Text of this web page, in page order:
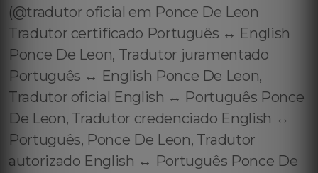
(@tradutor oficial em Ponce De Leon
Tradutor certificado Português ↔️ English
Ponce De Leon, Tradutor juramentado
Português ↔️ English Ponce De Leon,
Tradutor oficial English ↔️ Português Ponce
De Leon, Tradutor credenciado English ↔️
Português, Ponce De Leon, Tradutor
autorizado English ↔️ Português Ponce De